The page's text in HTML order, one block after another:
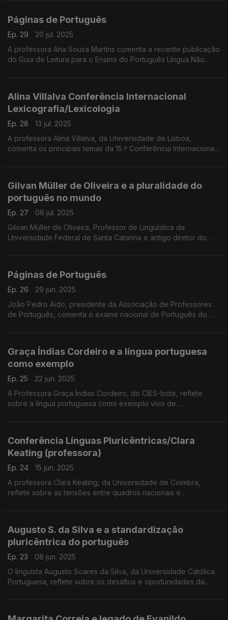
Páginas de Português
Ep. 29
20 jul. 2025
A professora Ana Sousa Martins comenta a recente publicação
do Guia de Leitura para o Ensino do Português Língua Não
Alina Villalva Conferência Internacional
Lexicografia/Lexicologia
Ep. 28
13 jul. 2025
A professora Alina Villalva, da Universidade de Lisboa,
comenta os principais temas da 15.ª Conferência Internacional
Gilvan Müller de Oliveira e a pluralidade do
português no mundo
Ep. 27
06 jul. 2025
Gilvan Müller de Oliveira, Professor de Linguística da
Universidade Federal de Santa Catarina e antigo diretor do
Páginas de Português
Ep. 26
29 jun. 2025
João Pedro Aido, presidente da Associação de Professores
de Português, comenta o exame nacional de Português do
Graça Índias Cordeiro e a língua portuguesa
como exemplo
Ep. 25
22 jun. 2025
A Professora Graça Índias Cordeiro, do CIES-Iscte, reflete
sobre a língua portuguesa como exemplo vivo de
Conferência Línguas Pluricêntricas/Clara
Keating (professora)
Ep. 24
15 jun. 2025
A professora Clara Keating, da Universidade de Coimbra,
reflete sobre as tensões entre quadros nacionais e
Augusto S. da Silva e a standardização
pluricêntrica do português
Ep. 23
08 jun. 2025
O linguista Augusto Soares da Silva, da Universidade Católica
Portuguesa, reflete sobre os desafios e oportunidades da